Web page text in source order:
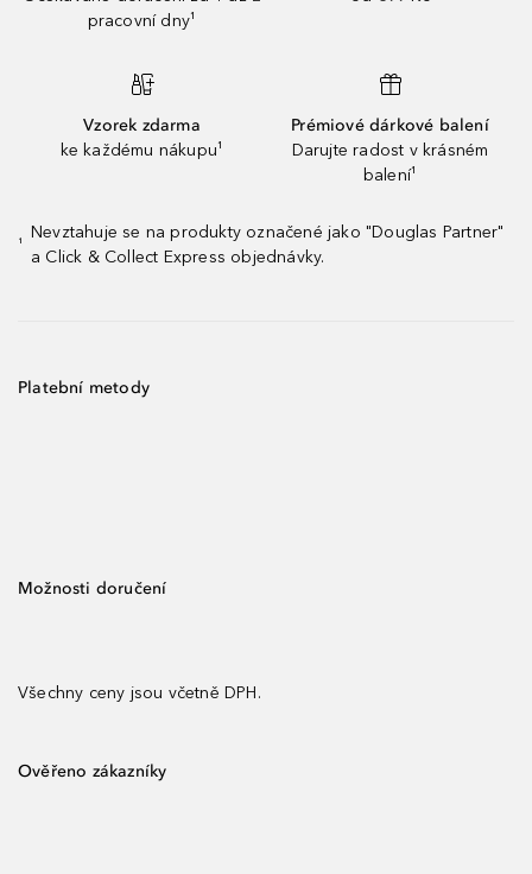
pracovní dny¹
Vzorek zdarma
ke každému nákupu¹
Prémiové dárkové balení
Darujte radost v krásném
balení¹
¹
Nevztahuje se na produkty označené jako "Douglas Partner"
a Click & Collect Express objednávky.
Platební metody
Možnosti doručení
Všechny ceny jsou včetně DPH.
Ověřeno zákazníky